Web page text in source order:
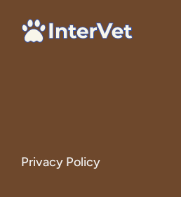
Privacy Policy